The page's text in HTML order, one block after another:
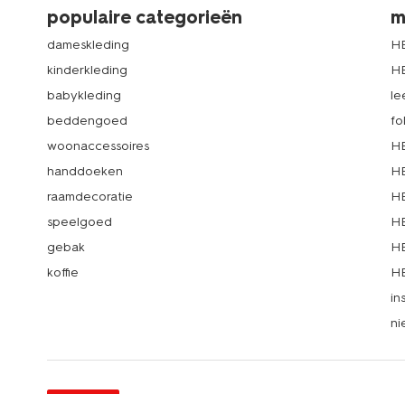
populaire categorieën
dameskleding
kinderkleding
babykleding
beddengoed
woonaccessoires
handdoeken
raamdecoratie
speelgoed
gebak
koffie